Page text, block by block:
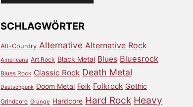
dem
SCHLAGWÖRTER
Alt-Country Alternative Alternative Rock
Americana Art Rock Black Metal Blues Bluesrock
Blues Rock Classic Rock Death Metal
Deutschpunk Doom Metal Folk Folkrock Gothic
Grindcore Grunge Hardcore Hard Rock Heavy